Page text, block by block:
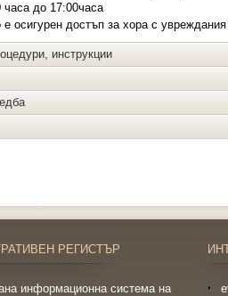
часа до 17:00часа
е осигурен достъп за хора с увреждания
инструкции
РЕГИСТЪР
информационна система на